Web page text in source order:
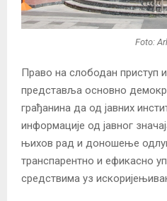
Foto:
Право на слободан приступ
представља основно
грађанина да од јавних
информације од јавног
њихов рад и доношење
транспарентно и ефикасно
средствима уз